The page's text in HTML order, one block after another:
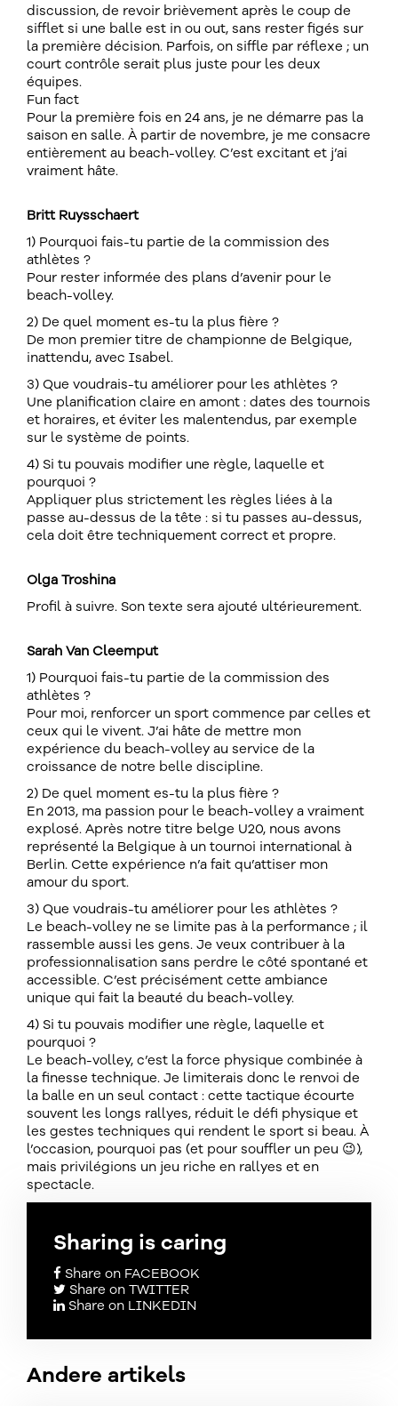
discussion, de revoir brièvement après le coup de
sifflet si une balle est in ou out, sans rester figés sur
la première décision. Parfois, on siffle par réflexe ; un
court contrôle serait plus juste pour les deux
équipes.
Fun fact
Pour la première fois en 24 ans, je ne démarre pas la
saison en salle. À partir de novembre, je me consacre
entièrement au beach-volley. C’est excitant et j’ai
vraiment hâte.
Britt Ruysschaert
1) Pourquoi fais-tu partie de la commission des
athlètes ?
Pour rester informée des plans d’avenir pour le
beach-volley.
2) De quel moment es-tu la plus fière ?
De mon premier titre de championne de Belgique,
inattendu, avec Isabel.
3) Que voudrais-tu améliorer pour les athlètes ?
Une planification claire en amont : dates des tournois
et horaires, et éviter les malentendus, par exemple
sur le système de points.
4) Si tu pouvais modifier une règle, laquelle et
pourquoi ?
Appliquer plus strictement les règles liées à la
passe au-dessus de la tête : si tu passes au-dessus,
cela doit être techniquement correct et propre.
Olga Troshina
Profil à suivre. Son texte sera ajouté ultérieurement.
Sarah Van Cleemput
1) Pourquoi fais-tu partie de la commission des
athlètes ?
Pour moi, renforcer un sport commence par celles et
ceux qui le vivent. J’ai hâte de mettre mon
expérience du beach-volley au service de la
croissance de notre belle discipline.
2) De quel moment es-tu la plus fière ?
En 2013, ma passion pour le beach-volley a vraiment
explosé. Après notre titre belge U20, nous avons
représenté la Belgique à un tournoi international à
Berlin. Cette expérience n’a fait qu’attiser mon
amour du sport.
3) Que voudrais-tu améliorer pour les athlètes ?
Le beach-volley ne se limite pas à la performance ; il
rassemble aussi les gens. Je veux contribuer à la
professionnalisation sans perdre le côté spontané et
accessible. C’est précisément cette ambiance
unique qui fait la beauté du beach-volley.
4) Si tu pouvais modifier une règle, laquelle et
pourquoi ?
Le beach-volley, c’est la force physique combinée à
la finesse technique. Je limiterais donc le renvoi de
la balle en un seul contact : cette tactique écourte
souvent les longs rallyes, réduit le défi physique et
les gestes techniques qui rendent le sport si beau. À
l’occasion, pourquoi pas (et pour souffler un peu 😉),
mais privilégions un jeu riche en rallyes et en
spectacle.
Sharing is caring
Share on FACEBOOK
Share on TWITTER
Share on LINKEDIN
Andere artikels